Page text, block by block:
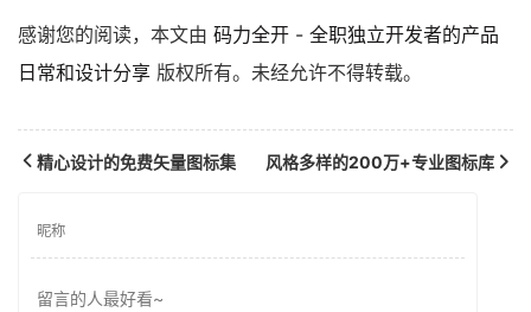
感谢您的阅读，本文由 码力全开 - 全职独立开发者的产品
日常和设计分享 版权所有。未经允许不得转载。
精心设计的免费矢量图标集 风格多样的200万+专业图标库